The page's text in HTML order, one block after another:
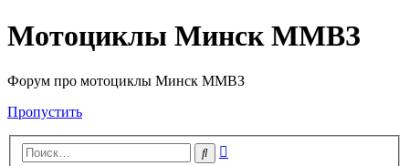
Мотоциклы Минск ММВЗ
Форум про мотоциклы Минск ММВЗ
Пропустить
Поиск